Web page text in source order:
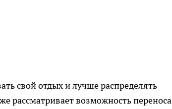
свой отдых и лучше распределять
рассматривает возможность переноса